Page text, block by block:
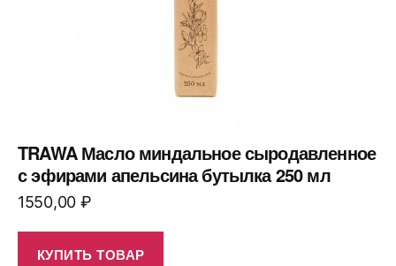
TRAWA Масло миндальное сыродавленное
с эфирами апельсина бутылка 250 мл
1550,00 ₽
КУПИТЬ ТОВАР